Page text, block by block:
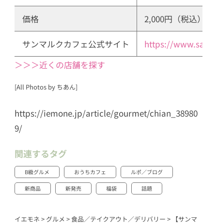
価格 2,000円（税込）
サンマルクカフェ公式サイト
https://
＞＞＞近くの店舗を探す
[All Photos by ちあん]
https://iemone.jp/article/gourmet/chian_38980
9/
関連するタグ
B級グルメ おうちカフェ ルポ／ブログ
新商品 新発売 福袋 話題
イエモネ > グルメ >食品／テイクアウト／デリバリー > 【サンマ